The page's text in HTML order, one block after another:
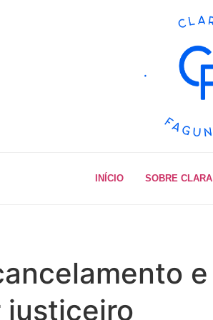
INÍCIO SOBRE CLARA
e
justiceiro